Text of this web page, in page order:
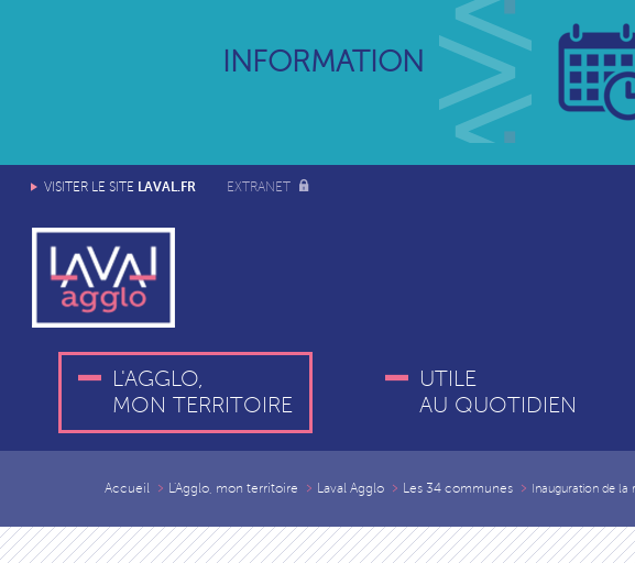
INFORMATION
VISITER LE SITE LAVAL.FR EXTRANET
L'AGGLO,
MON TERRITOIRE
UTILE
AU QUOTIDIEN
Accueil L'Agglo, mon territoire Laval Agglo Les 34 communes Inauguration de la